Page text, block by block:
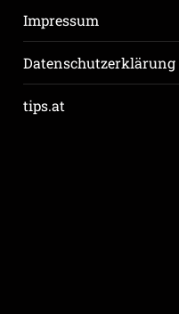
Impressum
Datenschutzerklärung
tips.at